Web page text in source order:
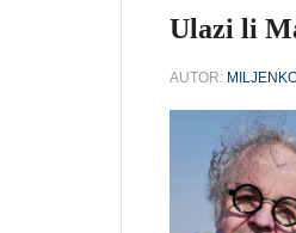
Ulazi li
AUTOR: